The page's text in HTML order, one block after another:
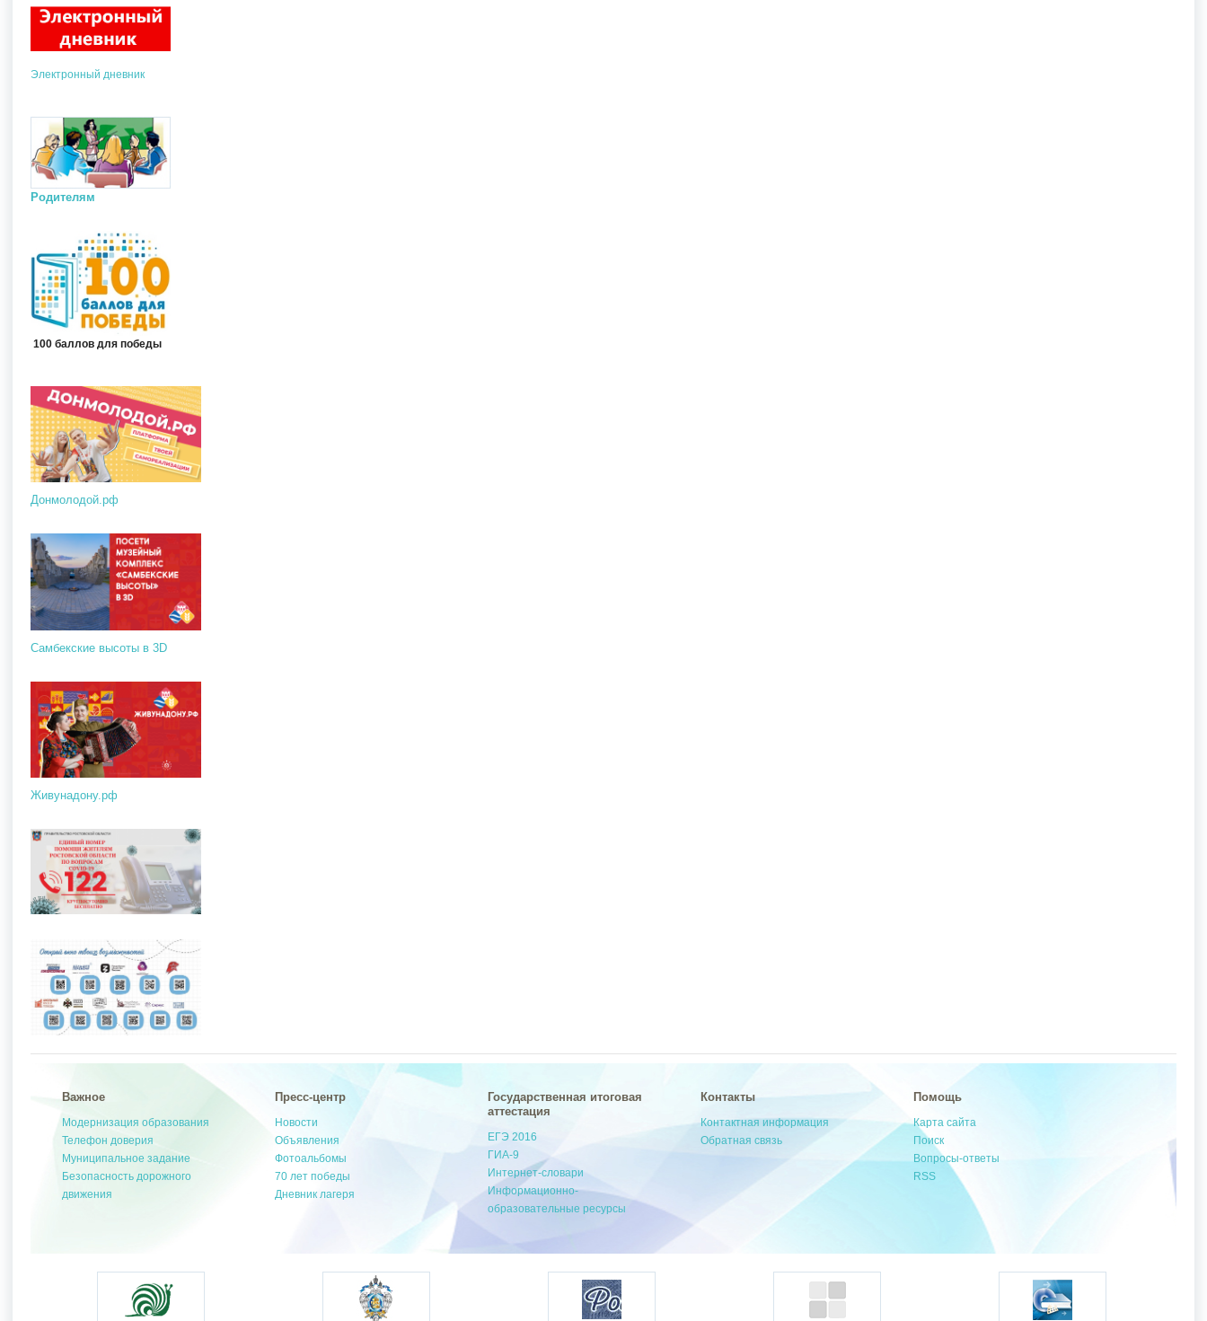
Электронный дневник
Родителям
100 баллов для победы
Донмолодой.рф
Самбекские высоты в 3D
Живунадону.рф
Важное
Модернизация образования
Телефон доверия
Муниципальное задание
Безопасность дорожного
движения
Пресс-центр
Новости
Объявления
Фотоальбомы
70 лет победы
Дневник лагеря
Государственная итоговая
аттестация
ЕГЭ 2016
ГИА-9
Интернет-словари
Информационно-
образовательные ресурсы
Контакты
Контактная информация
Обратная связь
Помощь
Карта сайта
Поиск
Вопросы-ответы
RSS